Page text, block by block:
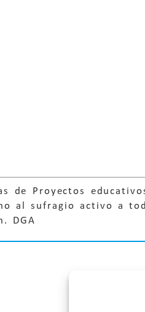
de Proyectos
al sufragio activo a
DGA